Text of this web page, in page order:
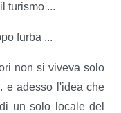
turismo ...
furba ...
non si viveva solo
e adesso l'idea che
un solo locale del